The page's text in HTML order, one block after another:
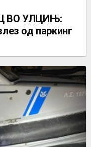
ВО УЛЦИЊ:
од паркинг